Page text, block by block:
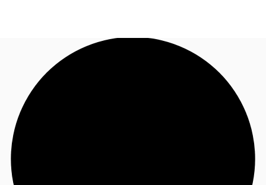
Blog
Données marchés
Appelez maintenant